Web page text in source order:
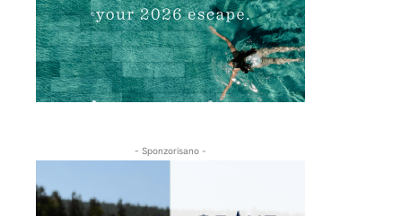
- Sponzorisano -